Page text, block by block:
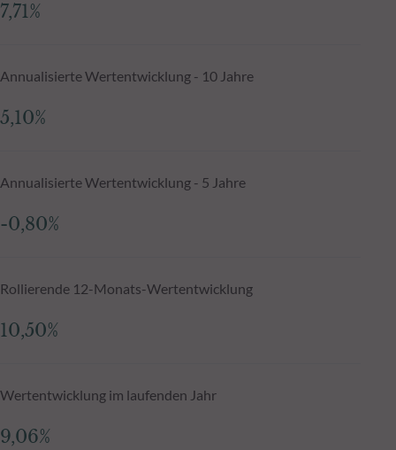
7,71%
Annualisierte Wertentwicklung - 10 Jahre
5,10%
Annualisierte Wertentwicklung - 5 Jahre
-0,80%
Rollierende 12-Monats-Wertentwicklung
10,50%
Wertentwicklung im laufenden Jahr
9,06%